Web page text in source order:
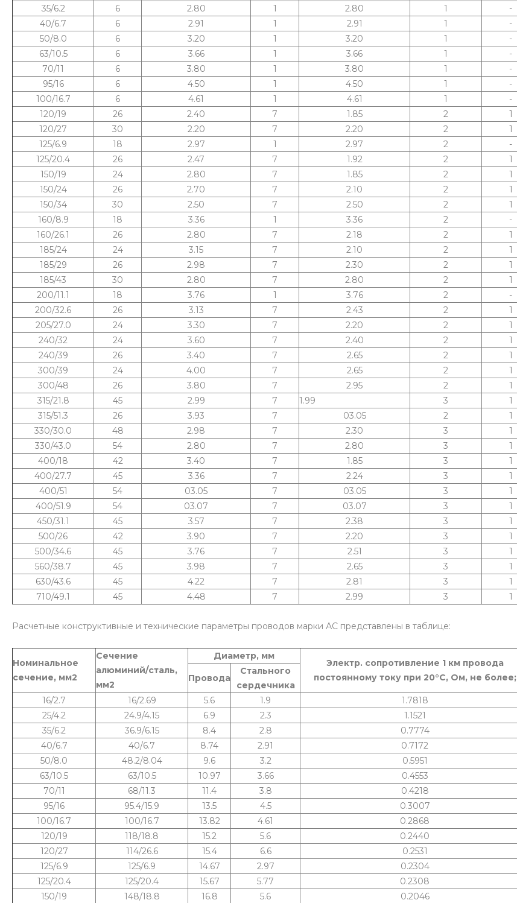
35/6.2
6 2.80 1 2.80 1 -
40/6.7
6 2.91 1 2.91 1 -
50/8.0
6 3.20 1 3.20 1 -
63/10.5
6 3.66 1 3.66 1 -
70/11
6 3.80 1 3.80 1 -
95/16
6 4.50 1 4.50 1 -
100/16.7
6 4.61 1 4.61 1 -
120/19
26 2.40 7 1.85 2 1
120/27
30 2.20 7 2.20 2 1
125/6.9
18 2.97 1 2.97 2 -
125/20.4
26 2.47 7 1.92 2 1
150/19
24 2.80 7 1.85 2 1
150/24
26 2.70 7 2.10 2 1
150/34
30 2.50 7 2.50 2 1
160/8.9
18 3.36 1 3.36 2 -
160/26.1
26 2.80 7 2.18 2 1
185/24
24 3.15 7 2.10 2 1
185/29
26 2.98 7 2.30 2 1
185/43
30 2.80 7 2.80 2 1
200/11.1
18 3.76 1 3.76 2 -
200/32.6
26 3.13 7 2.43 2 1
205/27.0
24 3.30 7 2.20 2 1
240/32
24 3.60 7 2.40 2 1
240/39
26 3.40 7 2.65 2 1
300/39
24 4.00 7 2.65 2 1
300/48
26 3.80 7 2.95 2 1
315/21.8
45 2.99 7 1.99 3 1
315/51.3
26 3.93 7 03.05 2 1
330/30.0
48 2.98 7 2.30 3 1
330/43.0
54 2.80 7 2.80 3 1
400/18
42 3.40 7 1.85 3 1
400/27.7
45 3.36 7 2.24 3 1
400/51
54 03.05 7 03.05 3 1
400/51.9
54 03.07 7 03.07 3 1
450/31.1
45 3.57 7 2.38 3 1
500/26
42 3.90 7 2.20 3 1
500/34.6
45 3.76 7 2.51 3 1
560/38.7
45 3.98 7 2.65 3 1
630/43.6
45 4.22 7 2.81 3 1
710/49.1
45 4.48 7 2.99 3 1
Расчетные конструктивные и технические параметры проводов марки АС представлены в таблице:
Номинальное
сечение, мм2
Сечение
алюминий/сталь,
мм2
Диаметр, мм
Электр. сопротивление 1 км провода
постоянному току при 20°С, Ом, не более;
Провода
Стального
сердечника
16/2.7 16/2.69 5.6 1.9 1.7818
25/4.2
24.9/4.15 6.9 2.3 1.1521
35/6.2
36.9/6.15 8.4 2.8 0.7774
40/6.7
40/6.7 8.74 2.91 0.7172
50/8.0
48.2/8.04 9.6 3.2 0.5951
63/10.5
63/10.5 10.97 3.66 0.4553
70/11
68/11.3 11.4 3.8 0.4218
95/16
95.4/15.9 13.5 4.5 0.3007
100/16.7
100/16.7 13.82 4.61 0.2868
120/19
118/18.8 15.2 5.6 0.2440
120/27
114/26.6 15.4 6.6 0.2531
125/6.9
125/6.9 14.67 2.97 0.2304
125/20.4
125/20.4 15.67 5.77 0.2308
150/19
148/18.8 16.8 5.6 0.2046